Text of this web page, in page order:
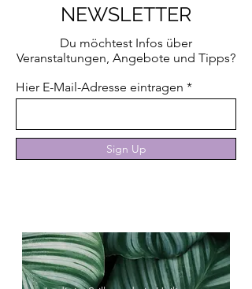
NEWSLETTER
Du möchtest Infos über
Veranstaltungen, Angebote und Tipps?
Hier E-Mail-Adresse eintragen
Sign Up